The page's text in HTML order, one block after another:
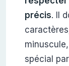
précis. Il
spécial